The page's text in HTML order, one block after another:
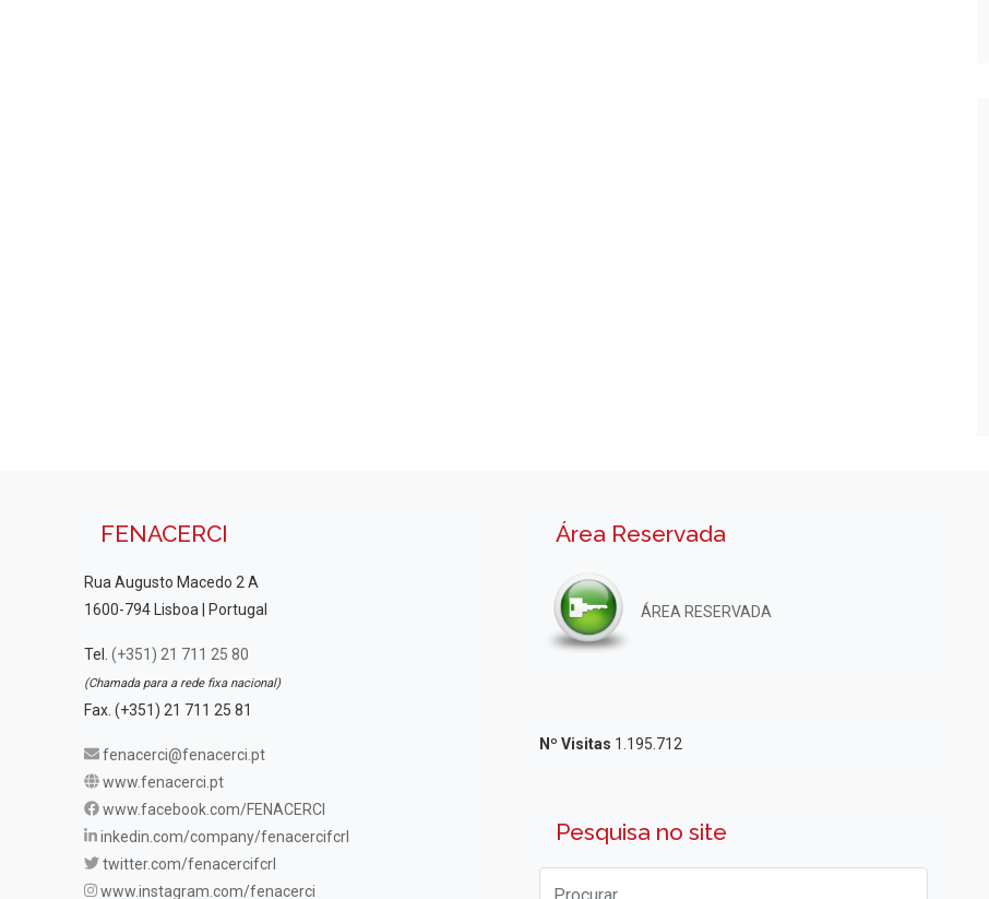
FENACERCI
Rua Augusto Macedo 2 A
1600-794 Lisboa | Portugal
Tel. (+351) 21 711 25 80
(Chamada para a rede fixa nacional)
Fax. (+351) 21 711 25 81
fenacerci@fenacerci.pt
www.fenacerci.pt
www.facebook.com/FENACERCI
inkedin.com/company/fenacercifcrl
twitter.com/fenacercifcrl
www.instagram.com/fenacerci
Área Reservada
ÁREA RESERVADA
Nº Visitas 1.195.712
Pesquisa no site